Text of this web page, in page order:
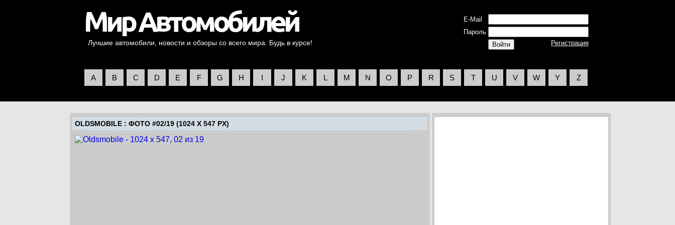
Лучшие автомобили, новости и обзоры со всего мира. Будь в курсе!
E-Mail
Пароль
Регистрация
A B C D E F G H I J K L M N O P R S T U V W Y Z
OLDSMOBILE: ФОТО #02/19 (1024 X 547 PX)